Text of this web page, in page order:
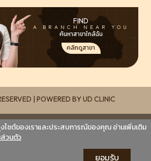
FIND
A BRANCH NEAR YOU
ค้นหาสาขาใกล้ฉัน
คลิกดูสาขา
| POWERED BY UD CLINIC
ไซต์ของเราและประสบการณ์ของคุณ อ่านเพิ่มเติม
วนตัว
ยอมรับ